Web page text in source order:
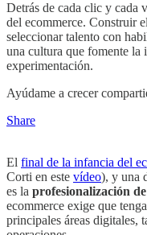
Detrás de cada clic y cada
del ecommerce. Construir
seleccionar talento con
una cultura que fomente la
experimentación.
Ayúdame a crecer
Share
El final de la infancia del
Corti en este vídeo), y una
es la profesionalización
ecommerce exige que
principales áreas digitales,